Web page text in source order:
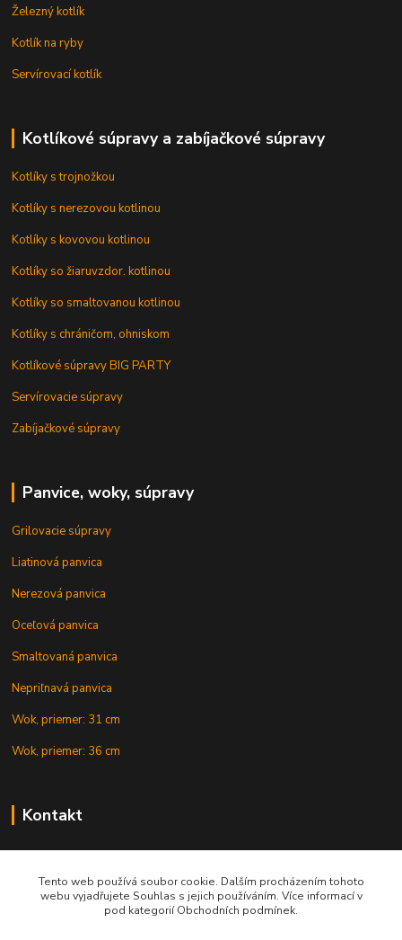
Železný kotlík
Kotlík na ryby
Servírovací kotlík
Kotlíkové súpravy a zabíjačkové súpravy
Kotlíky s trojnožkou
Kotlíky s nerezovou kotlinou
Kotlíky s kovovou kotlinou
Kotlíky so žiaruvzdor. kotlinou
Kotlíky so smaltovanou kotlinou
Kotlíky s chráničom, ohniskom
Kotlíkové súpravy BIG PARTY
Servírovacie súpravy
Zabíjačkové súpravy
Panvice, woky, súpravy
Grilovacie súpravy
Liatinová panvica
Nerezová panvica
Oceľová panvica
Smaltovaná panvica
Nepriľnavá panvica
Wok, priemer: 31 cm
Wok, priemer: 36 cm
Kontakt
+421 902 212 007
od 8:00 - do 16:00 hod
info@gulasovekotliky.sk
Tento web používá soubor cookie. Dalším procházením tohoto
webu vyjadřujete Souhlas s jejich používáním. Více informací v
pod kategorií Obchodních podmínek.